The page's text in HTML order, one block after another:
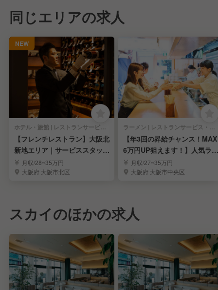
同じエリアの求人
NEW
ホテル・旅館 | レストランサービス・ホールスタッフ
【フレンチレストラン】大阪北
新地エリア｜サービススタッフ
主任候補の募集！
月収/28~35万円
大阪府 大阪市北区
ラーメン | レストランサービス・ホールスタッフ
【年3回の昇給チャンス！MAX
6万円UP狙えます！】人気ラー
メンの社員募集
月収/27~35万円
大阪府 大阪市中央区
スカイのほかの求人